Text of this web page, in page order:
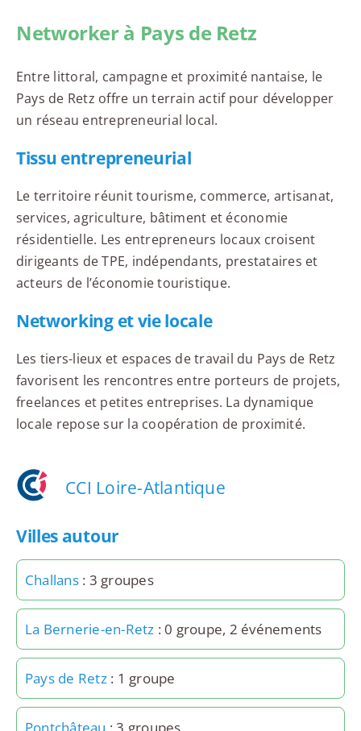
Networker à Pays de Retz
Entre littoral, campagne et proximité nantaise, le
Pays de Retz offre un terrain actif pour développer
un réseau entrepreneurial local.
Tissu entrepreneurial
Le territoire réunit tourisme, commerce, artisanat,
services, agriculture, bâtiment et économie
résidentielle. Les entrepreneurs locaux croisent
dirigeants de TPE, indépendants, prestataires et
acteurs de l’économie touristique.
Networking et vie locale
Les tiers-lieux et espaces de travail du Pays de Retz
favorisent les rencontres entre porteurs de projets,
freelances et petites entreprises. La dynamique
locale repose sur la coopération de proximité.
CCI Loire-Atlantique
Villes autour
Challans: 3 groupes
La Bernerie-en-Retz : 0 groupe, 2 événements
Pays de Retz: 1 groupe